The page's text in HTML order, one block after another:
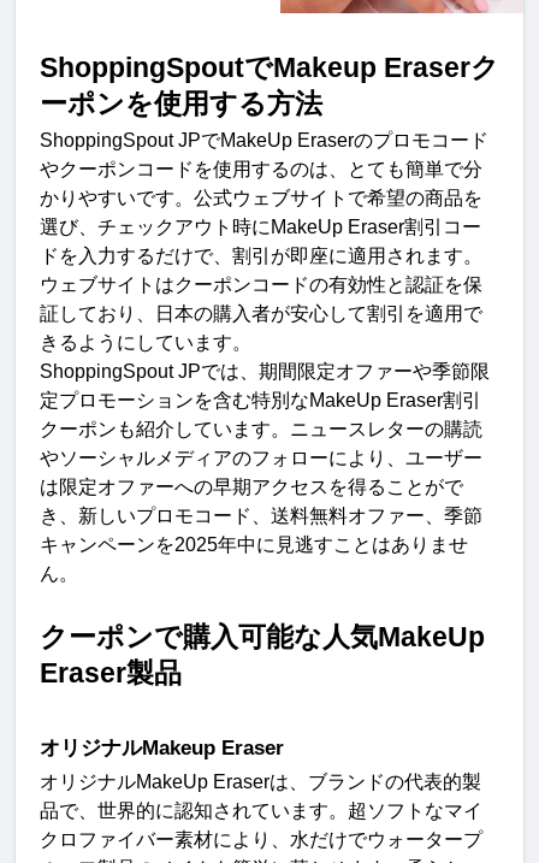
ShoppingSpoutでMakeup Eraserク
ーポンを使用する方法
ShoppingSpout JPでMakeUp Eraserのプロモコード
やクーポンコードを使用するのは、とても簡単で分
かりやすいです。公式ウェブサイトで希望の商品を
選び、チェックアウト時に MakeUp Eraser割引コー
ドを入力するだけで、割引が即座に適用されます。
ウェブサイトはクーポンコードの有効性と認証を保
証しており、日本の購入者が安心して割引を適用で
きるようにしています。
ShoppingSpout JPでは、期間限定オファーや季節限
定プロモーションを含む特別なMakeUp Eraser割引
クーポンも紹介しています。ニュースレターの購読
やソーシャルメディアのフォローにより、ユーザー
は限定オファーへの早期アクセスを得ることがで
き、新しいプロモコード、送料無料オファー、季節
キャンペーンを2025年中に見逃すことはありませ
ん。
クーポンで購入可能な人気MakeUp
Eraser製品
オリジナルMakeup Eraser
オリジナルMakeUp Eraserは、ブランドの代表的製
品で、世界的に認知されています。超ソフトなマイ
クロファイバー素材により、水だけでウォータープ